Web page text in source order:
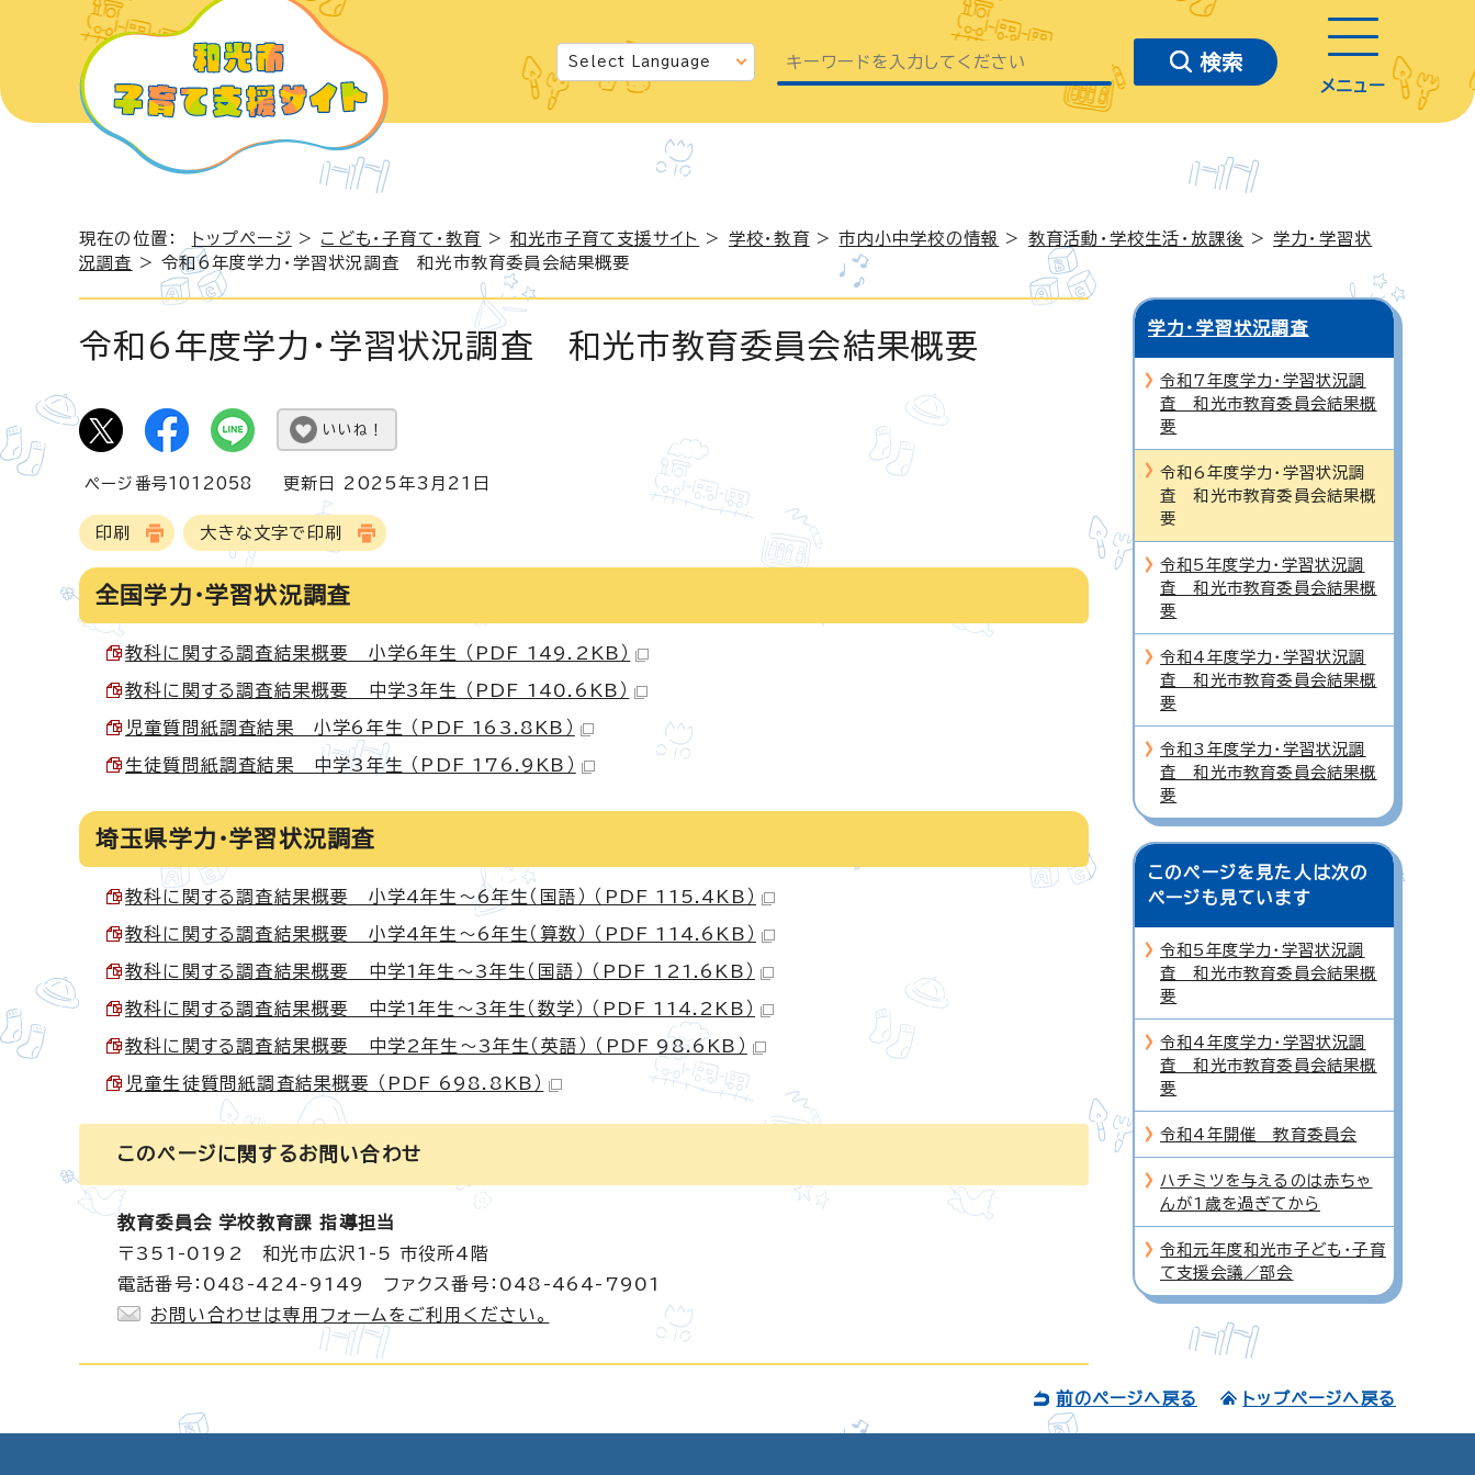
メニュー
現在の位置： トップページ > こども・子育て・教育 >和光市子育て支援サイト > 学校・教育 >市内小中学校の情報 > 教育活動・学校生活・放課後 >学力・学習状
況調査 > 令和6年度学力・学習状況調査 和光市教育委員会結果概要
令和6年度学力・学習状況調査 和光市教育委員会結果概要
いいね！
ページ番号1012058 更新日 2025年3月21日
印刷 大きな文字で印刷
全国学力・学習状況調査
教科に関する調査結果概要 小学6年生 （PDF 149.2KB）
教科に関する調査結果概要 中学3年生 （PDF 140.6KB）
児童質問紙調査結果 小学6年生 （PDF 163.8KB）
生徒質問紙調査結果 中学3年生 （PDF 176.9KB）
埼玉県学力・学習状況調査
教科に関する調査結果概要 小学4年生～6年生（国語） （PDF 115.4KB）
教科に関する調査結果概要 小学4年生～6年生（算数） （PDF 114.6KB）
教科に関する調査結果概要 中学1年生～3年生（国語） （PDF 121.6KB）
教科に関する調査結果概要 中学1年生～3年生（数学） （PDF 114.2KB）
教科に関する調査結果概要 中学2年生～3年生（英語） （PDF 98.6KB）
児童生徒質問紙調査結果概要 （PDF 698.8KB）
このページに関するお問い合わせ
教育委員会 学校教育課 指導担当
〒351-0192 和光市広沢1-5 市役所4階
電話番号：048-424-9149 ファクス番号：048-464-7901
お問い合わせは専用フォームをご利用ください。
学力・学習状況調査
令和7年度学力・学習状況調
査 和光市教育委員会結果概
要
令和6年度学力・学習状況調
査 和光市教育委員会結果概
要
令和5年度学力・学習状況調
査 和光市教育委員会結果概
要
令和4年度学力・学習状況調
査 和光市教育委員会結果概
要
令和3年度学力・学習状況調
査 和光市教育委員会結果概
要
このページを見た人は次の
ページも見ています
令和5年度学力・学習状況調
査 和光市教育委員会結果概
要
令和4年度学力・学習状況調
査 和光市教育委員会結果概
要
令和4年開催 教育委員会
ハチミツを与えるのは赤ちゃ
んが1歳を過ぎてから
令和元年度和光市子ども・子育
て支援会議／部会
前のページへ戻る トップページへ戻る